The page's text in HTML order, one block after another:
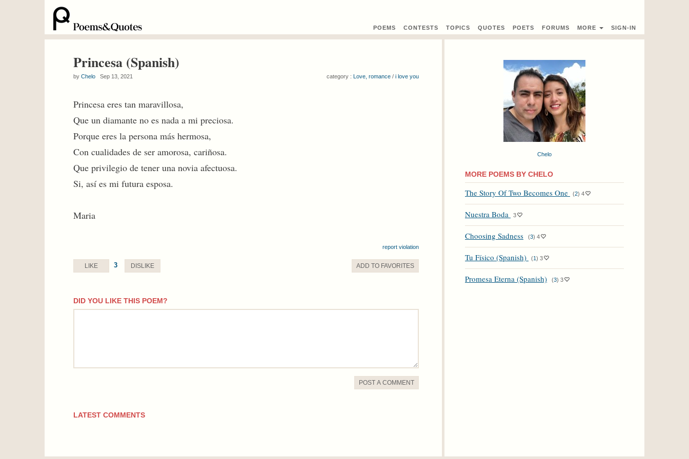
POEMS CONTESTS TOPICS QUOTES POETS FORUMS MORE SIGN-IN
Princesa (Spanish)
by Chelo Sep 13, 2021 category : Love, romance / i love you
Princesa eres tan maravillosa,
Que un diamante no es nada a mi preciosa.
Porque eres la persona más hermosa,
Con cualidades de ser amorosa, cariñosa.
Que privilegio de tener una novia afectuosa.
Si, así es mi futura esposa.
Maria
report violation
LIKE 3 DISLIKE ADD TO FAVORITES
DID YOU LIKE THIS POEM?
comment
POST A COMMENT
LATEST COMMENTS
Chelo
MORE POEMS BY CHELO
The Story Of Two Becomes One (2) 4
Nuestra Boda 3
Choosing Sadness (3) 4
Tu Físico (Spanish) (1) 3
Promesa Eterna (Spanish) (3) 3